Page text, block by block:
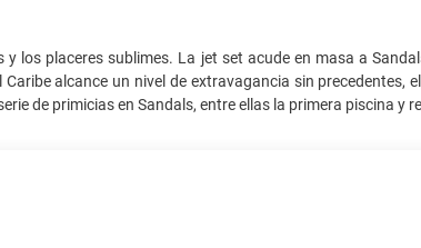
los placeres sublimes. La jet set acude en masa a
alcance un nivel de extravagancia sin precedentes,
de primicias en Sandals, entre ellas la primera piscina